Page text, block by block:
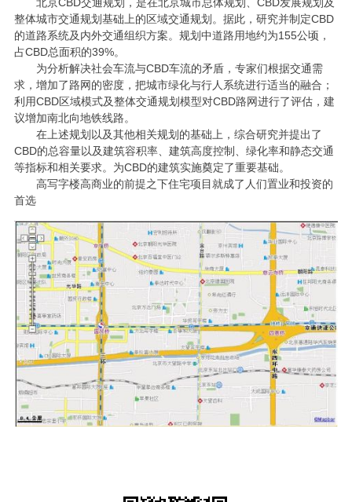
整体城市交通规划基础上的区域交通规划。据此，研究并制定CBD
的道路系统及内外交通组织方案。规划中道路用地约为155公顷，
占CBD总面积的39%。
为分析解决社会车流与CBD车流的矛盾，专家们根据交通需
求，增加了路网的密度，把城市绿化与行人系统进行适当的融合；
利用CBD区域模式及整体交通规划模型对CBD路网进行了评估，建
议增加南北向地铁线路。
在上述规划以及其他相关规划的基础上，综合研究并提出了
CBD的总容量以及建筑容积率、建筑高度控制、绿化率和静态交通
等指标和相关要求。为CBD的建筑实施奠定了重要基础。
高写字楼高商业的前提之下住宅项目就成了人们置业和投资的
首选